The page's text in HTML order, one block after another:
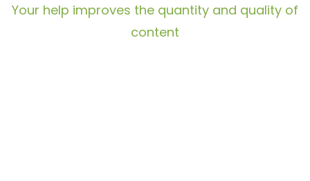
Your help improves the quantity and quality of
content